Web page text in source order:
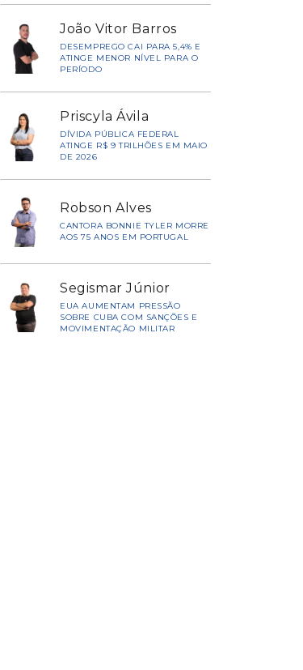
João Vitor Barros
DESEMPREGO CAI PARA 5,4% E
ATINGE MENOR NÍVEL PARA O
PERÍODO
Priscyla Ávila
DÍVIDA PÚBLICA FEDERAL
ATINGE R$ 9 TRILHÕES EM MAIO
DE 2026
Robson Alves
CANTORA BONNIE TYLER MORRE
AOS 75 ANOS EM PORTUGAL
Segismar Júnior
EUA AUMENTAM PRESSÃO
SOBRE CUBA COM SANÇÕES E
MOVIMENTAÇÃO MILITAR